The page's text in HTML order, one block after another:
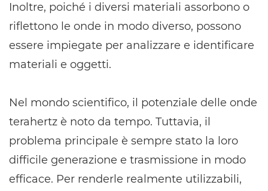
Inoltre, poiché i diversi materiali assorbono o
riflettono le onde in modo diverso, possono
essere impiegate per analizzare e identificare
materiali e oggetti.
Nel mondo scientifico, il potenziale delle onde
terahertz è noto da tempo. Tuttavia, il
problema principale è sempre stato la loro
difficile generazione e trasmissione in modo
efficace. Per renderle realmente utilizzabili,